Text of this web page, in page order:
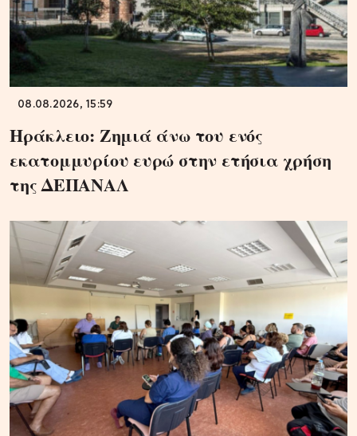
08.08.2026, 15:59
Ηράκλειο: Ζημιά άνω του ενός
εκατομμυρίου ευρώ στην ετήσια χρήση
της ΔΕΠΑΝΑΛ